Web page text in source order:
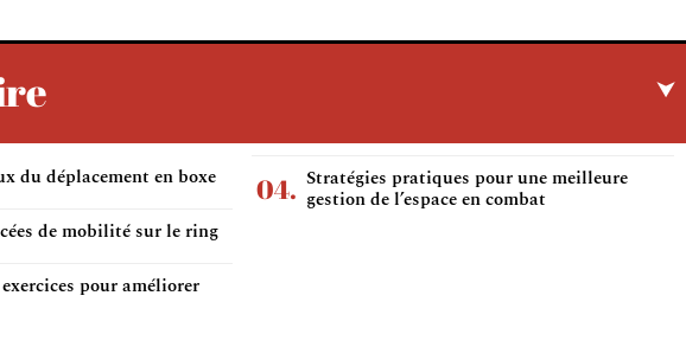
du déplacement en boxe
de mobilité sur le ring
pour améliorer
Stratégies pratiques pour une meilleure
gestion de l’espace en combat